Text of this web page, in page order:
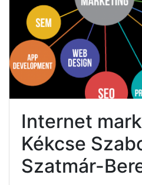
Internet
Kékcse
Szatmár-